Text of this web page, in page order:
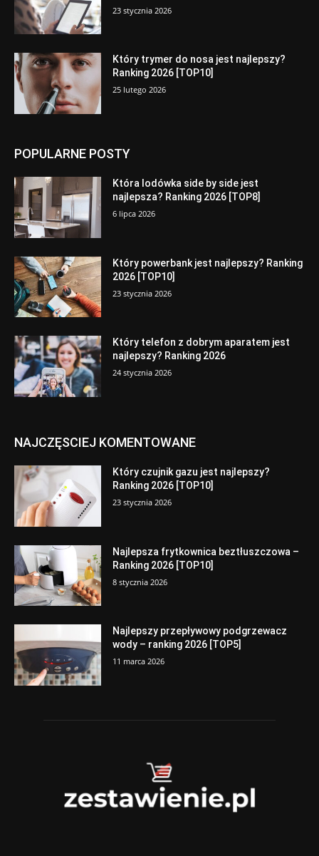
23 stycznia 2026
Który trymer do nosa jest najlepszy?
Ranking 2026 [TOP10]
25 lutego 2026
POPULARNE POSTY
Która lodówka side by side jest
najlepsza? Ranking 2026 [TOP8]
6 lipca 2026
Który powerbank jest najlepszy? Ranking
2026 [TOP10]
23 stycznia 2026
Który telefon z dobrym aparatem jest
najlepszy? Ranking 2026
24 stycznia 2026
NAJCZĘSCIEJ KOMENTOWANE
Który czujnik gazu jest najlepszy?
Ranking 2026 [TOP10]
23 stycznia 2026
Najlepsza frytkownica beztłuszczowa –
Ranking 2026 [TOP10]
8 stycznia 2026
Najlepszy przepływowy podgrzewacz
wody – ranking 2026 [TOP5]
11 marca 2026